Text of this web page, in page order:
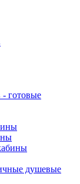
- готовые
душевые